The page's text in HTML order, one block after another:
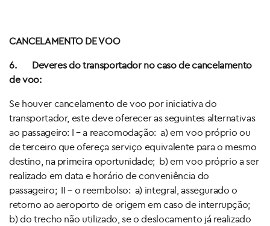
CANCELAMENTO DE VOO
6. Deveres do transportador no caso de cancelamento
de voo:
Se houver cancelamento de voo por iniciativa do
transportador, este deve oferecer as seguintes alternativas
ao passageiro: I – a reacomodação: a) em voo próprio ou
de terceiro que ofereça serviço equivalente para o mesmo
destino, na primeira oportunidade; b) em voo próprio a ser
realizado em data e horário de conveniência do
passageiro; II – o reembolso: a) integral, assegurado o
retorno ao aeroporto de origem em caso de interrupção;
b) do trecho não utilizado, se o deslocamento já realizado